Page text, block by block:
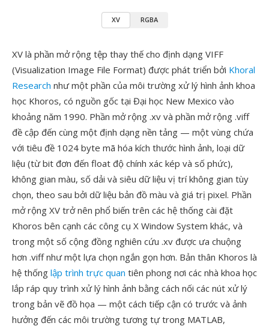
XV RGBA
XV là phần mở rộng tệp thay thế cho định dạng VIFF
(Visualization Image File Format) được phát triển bởi Khoral
Research như một phần của môi trường xử lý hình ảnh khoa
học Khoros, có nguồn gốc tại Đại học New Mexico vào
khoảng năm 1990. Phần mở rộng .xv và phần mở rộng .viff
đề cập đến cùng một định dạng nền tảng — một vùng chứa
với tiêu đề 1024 byte mã hóa kích thước hình ảnh, loại dữ
liệu (từ bit đơn đến float độ chính xác kép và số phức),
không gian màu, số dải và siêu dữ liệu vị trí không gian tùy
chọn, theo sau bởi dữ liệu bản đồ màu và giá trị pixel. Phần
mở rộng XV trở nên phổ biến trên các hệ thống cài đặt
Khoros bên cạnh các công cụ X Window System khác, và
trong một số cộng đồng nghiên cứu .xv được ưa chuộng
hơn .viff như một lựa chọn ngắn gọn hơn. Bản thân Khoros là
hệ thống lập trình trực quan tiên phong nơi các nhà khoa học
lắp ráp quy trình xử lý hình ảnh bằng cách nối các nút xử lý
trong bản vẽ đồ họa — một cách tiếp cận có trước và ảnh
hưởng đến các môi trường tương tự trong MATLAB,